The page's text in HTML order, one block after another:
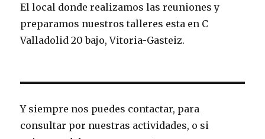
El local donde realizamos las reuniones y
preparamos nuestros talleres esta en C
Valladolid 20 bajo, Vitoria-Gasteiz.
Y siempre nos puedes contactar, para
consultar por nuestras actividades, o si